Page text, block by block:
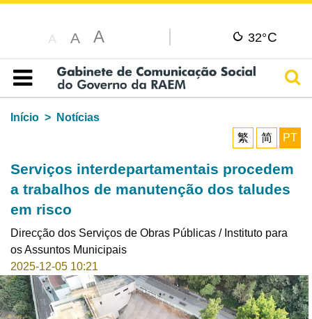
A A A 32°C
Índice
Início
Notícias
繁
简 PT
Serviços interdepartamentais procedem
a trabalhos de manutenção dos taludes
em risco
Direcção dos Serviços de Obras Públicas / Instituto para
os Assuntos Municipais
2025-12-05 10:21